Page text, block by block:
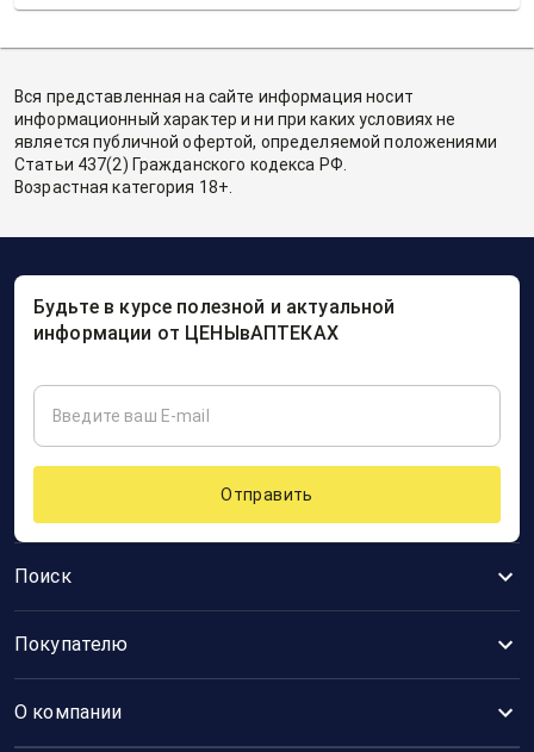
Вся представленная на сайте информация носит
информационный характер и ни при каких условиях не
является публичной офертой, определяемой положениями
Статьи 437(2) Гражданского кодекса РФ.
Возрастная категория 18+.
Поиск
Покупателю
О компании
Будьте в курсе полезной и актуальной
информации от ЦЕНЫвАПТЕКАХ
Отправить